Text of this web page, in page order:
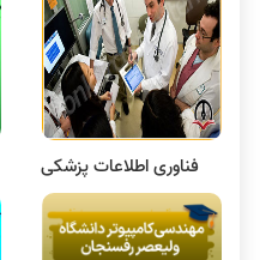
سی شارپ
علم داده
مقاله نویسی
بلاکچین
پایگاه داده
الکترونیک دیجیتال
سیستم عامل
فناوری اطلاعات پزشکی